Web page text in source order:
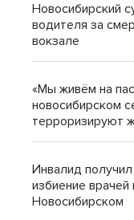
Новосибирский
водителя за
вокзале
«Мы живём на
новосибирском
терроризируют
Инвалид
избиение
Новосибирском